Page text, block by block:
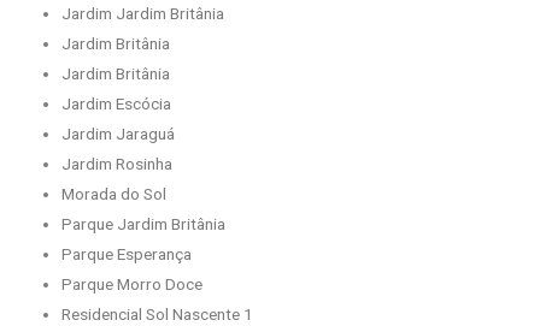
Jardim Jardim Britânia
Jardim Britânia
Jardim Britânia
Jardim Escócia
Jardim Jaraguá
Jardim Rosinha
Morada do Sol
Parque Jardim Britânia
Parque Esperança
Parque Morro Doce
Residencial Sol Nascente 1